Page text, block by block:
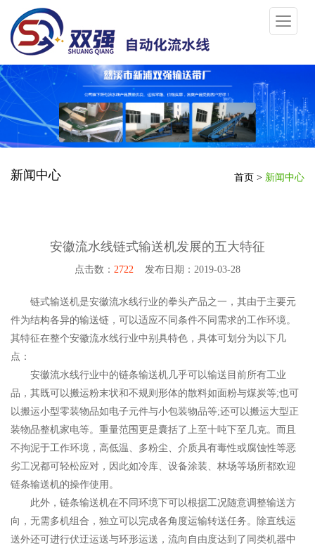
新闻中心 首页 > 新闻中心
安徽流水线链式输送机发展的五大特征
点击数： 2722 发布日期：2019-03-28
链式输送机是安徽流水线行业的拳头产品之一，其由于主要元
件为结构各异的输送链，可以适应不同条件不同需求的工作环境。
其特征在整个安徽流水线行业中别具特色，具体可划分为以下几
点：
安徽流水线行业中的链条输送机几乎可以输送目前所有工业
品，其既可以搬运粉末状和不规则形体的散料如面粉与煤炭等;也可
以搬运小型零装物品如电子元件与小包装物品等;还可以搬运大型正
装物品整机家电等。重量范围更是囊括了上至十吨下至几克。而且
不拘泥于工作环境，高低温、多粉尘、介质具有毒性或腐蚀性等恶
劣工况都可轻松应对，因此如冷库、设备涂装、林场等场所都欢迎
链条输送机的操作使用。
此外，链条输送机在不同环境下可以根据工况随意调整输送方
向，无需多机组合，独立可以完成各角度运输转送任务。除直线运
送外还可进行伏迂运送与环形运送，流向自由度达到了同类机器中